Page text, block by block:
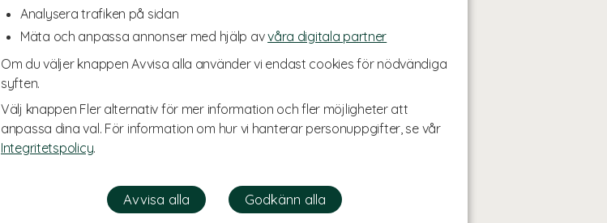
Analysera trafiken på sidan
Mäta och anpassa annonser med hjälp avvåra digitala partner
Om du väljer knappen Avvisa alla använder vi endast cookies för nödvändiga
syften.
Välj knappen Fler alternativ för mer information och fler möjligheter att
anpassa dina val. För information om hur vi hanterar personuppgifter, se vår
Integritetspolicy.